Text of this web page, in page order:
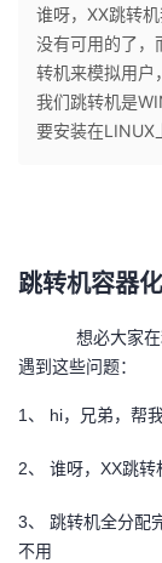
个
人
主
我
的
我
的
客
我
论
的
我
谁呀，XX跳转
没有可用的了，
转机来模拟用户
我们跳转机是
要安装在LINUX
跳转机容器
想必大家
遇到这些问题：
1、 hi，兄弟，帮
2、 谁呀，XX跳转
3、 跳转机全分配
不用